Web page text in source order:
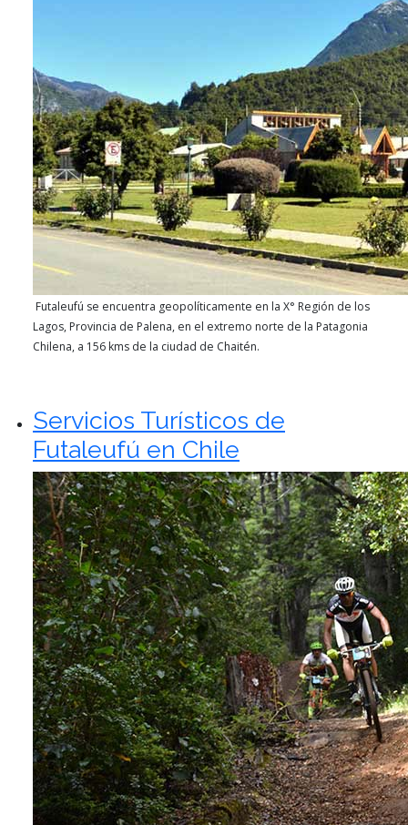
Futaleufú se encuentra geopolíticamente en la X° Región de los
Lagos, Provincia de Palena, en el extremo norte de la Patagonia
Chilena, a 156 kms de la ciudad de Chaitén.
Servicios Turísticos de
Futaleufú en Chile